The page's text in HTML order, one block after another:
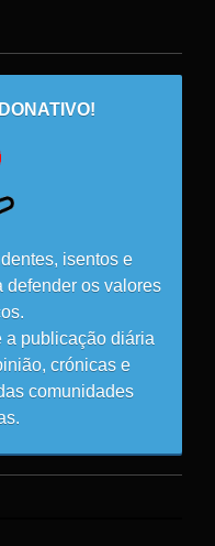
isentos e
defender os valores
a publicação diária
crónicas e
comunidades